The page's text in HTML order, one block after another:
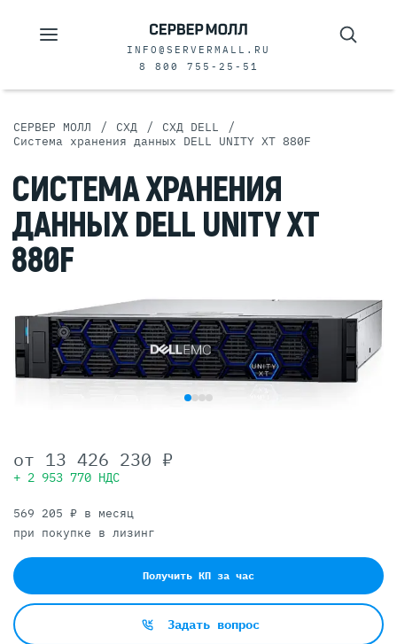
INFO@SERVERMALL.RU
8 800 755-25-51
СЕРВЕР МОЛЛ / СХД / СХД DELL /
Система хранения данных DELL UNITY XT 880F
СИСТЕМА ХРАНЕНИЯ
ДАННЫХ DELL UNITY XT
880F
от 13 426 230 ₽
+ 2 953 770 НДС
569 205 ₽ в месяц
при покупке в лизинг
Получить КП за час
Задать вопрос